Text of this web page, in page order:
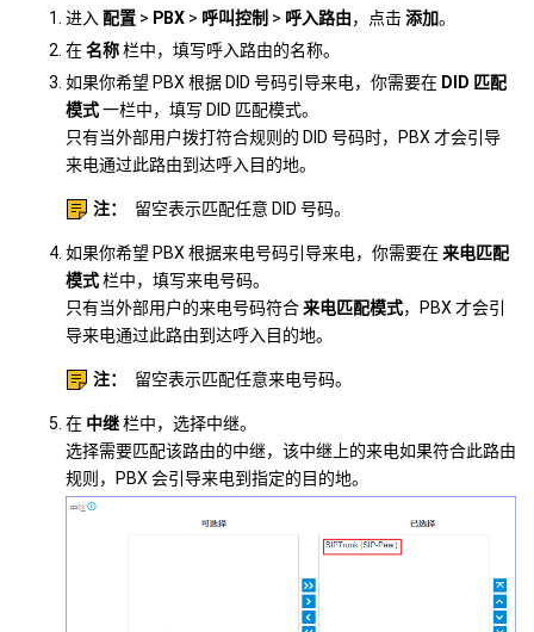
进入 配置 > PBX > 呼叫控制 > 呼入路由，点击添加。
在名称栏中，填写呼入路由的名称。
如果你希望 PBX 根据 DID 号码引导来电，你需要在 DID 匹配
模式一栏中，填写 DID 匹配模式。
只有当外部用户拨打符合规则的 DID 号码时，PBX 才会引导
来电通过此路由到达呼入目的地。
注： 留空表示匹配任意 DID 号码。
如果你希望 PBX 根据来电号码引导来电，你需要在来电匹配
模式栏中，填写来电号码。
只有当外部用户的来电号码符合来电匹配模式，PBX 才会引
导来电通过此路由到达呼入目的地。
注： 留空表示匹配任意来电号码。
在 中继栏中，选择中继。
选择需要匹配该路由的中继，该中继上的来电如果符合此路由
规则，PBX 会引导来电到指定的目的地。